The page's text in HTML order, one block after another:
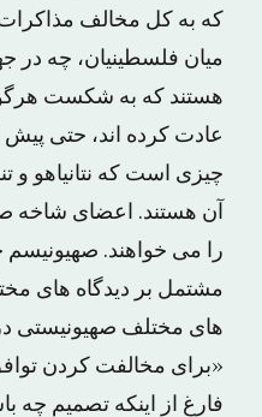
که به کل مخالف
میان فلسطینیان، چه در
هستند که به شکست
عادت کرده اند، حتی پیش
چیزی است که نتانیاهو و
آن هستند. اعضای شاخه
را می خواهند. صهیونیسم
مشتمل بر دیدگاه های
های مختلف صهیونیستی
«برای مخالفت کردن
فارغ از اینکه تصمیم چه